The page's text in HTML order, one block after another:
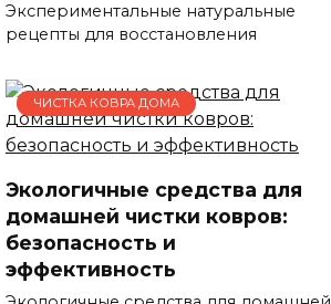
Экспериментальные натуральные
рецепты для восстановления
ЧИСТКА КОВРА ДОМА
Экологичные средства для
домашней чистки ковров:
безопасность и
эффективность